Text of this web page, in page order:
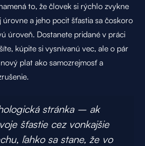
to, že človek si rýchlo zvykne
úrovne a jeho pocit šťastia sa čoskoro
úroveň. Dostanete pridané v práci
kúpite si vysnívanú vec, ale o pár
plat ako samozrejmosť a
stránka – ak
šťastie cez vonkajšie
ľahko sa stane, že vo